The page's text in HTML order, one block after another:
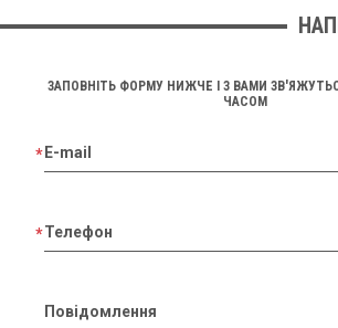
ЗАПОВНІТЬ ФОРМУ НИЖЧЕ І З ВАМИ
ЧАСОМ
E-mail
Телефон
Повідомлення